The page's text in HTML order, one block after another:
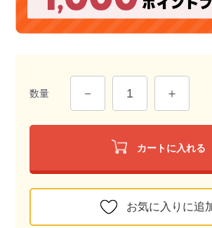
数量
カートに入れる
お気に入りに追